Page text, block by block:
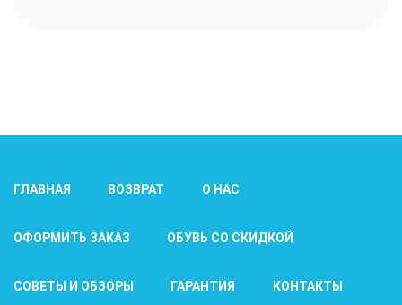
ГЛАВНАЯ ВОЗВРАТ О НАС
ОФОРМИТЬ ЗАКАЗ ОБУВЬ СО СКИДКОЙ
СОВЕТЫ И ОБЗОРЫ ГАРАНТИЯ КОНТАКТЫ